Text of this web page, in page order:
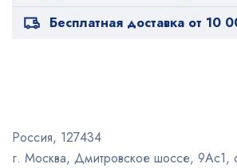
Бесплатная доставка от 10
Россия, 127434
г. Москва, Дмитровское шоссе, 9Ас1,